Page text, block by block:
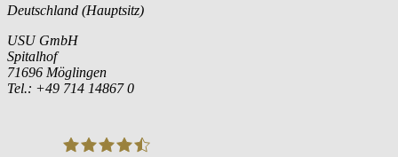
Deutschland (Hauptsitz)
USU GmbH
Spitalhof
71696 Möglingen
Tel.: +49 714 14867 0